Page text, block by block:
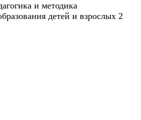
и методика
детей и взрослых 2